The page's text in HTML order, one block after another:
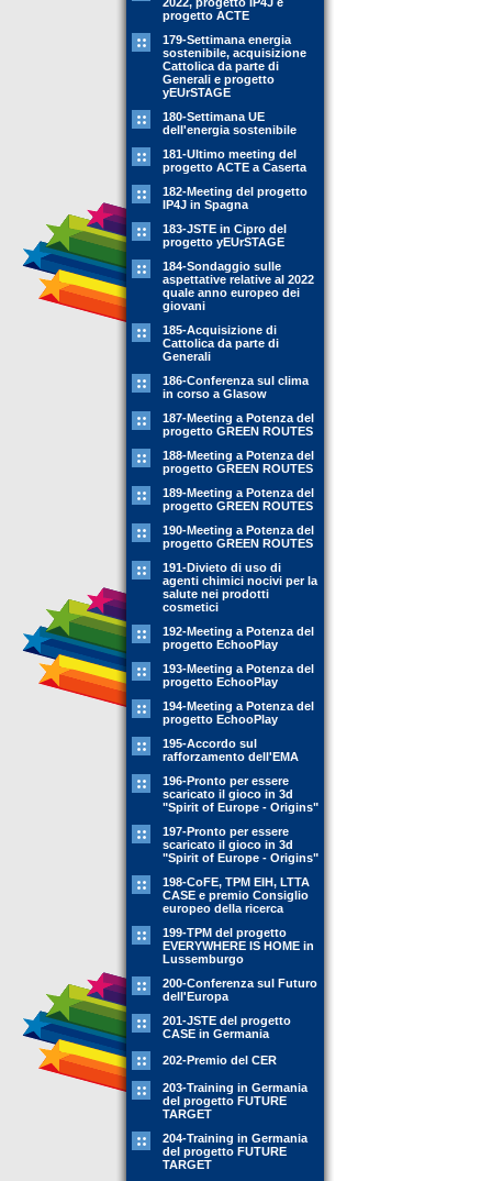
progetto ACTE
179-Settimana energia
sostenibile, acquisizione
Cattolica da parte di
Generali e progetto
yEUrSTAGE
180-Settimana UE
dell'energia sostenibile
181-Ultimo meeting del
progetto ACTE a Caserta
182-Meeting del progetto
IP4J in Spagna
183-JSTE in Cipro del
progetto yEUrSTAGE
184-Sondaggio sulle
aspettative relative al 2022
quale anno europeo dei
giovani
185-Acquisizione di
Cattolica da parte di
Generali
186-Conferenza sul clima
in corso a Glasow
187-Meeting a Potenza del
progetto GREEN ROUTES
188-Meeting a Potenza del
progetto GREEN ROUTES
189-Meeting a Potenza del
progetto GREEN ROUTES
190-Meeting a Potenza del
progetto GREEN ROUTES
191-Divieto di uso di
agenti chimici nocivi per la
salute nei prodotti
cosmetici
192-Meeting a Potenza del
progetto EchooPlay
193-Meeting a Potenza del
progetto EchooPlay
194-Meeting a Potenza del
progetto EchooPlay
195-Accordo sul
rafforzamento dell'EMA
196-Pronto per essere
scaricato il gioco in 3d
"Spirit of Europe - Origins"
197-Pronto per essere
scaricato il gioco in 3d
"Spirit of Europe - Origins"
198-CoFE, TPM EIH, LTTA
CASE e premio Consiglio
europeo della ricerca
199-TPM del progetto
EVERYWHERE IS HOME in
Lussemburgo
200-Conferenza sul Futuro
dell'Europa
201-JSTE del progetto
CASE in Germania
202-Premio del CER
203-Training in Germania
del progetto FUTURE
TARGET
204-Training in Germania
del progetto FUTURE
TARGET